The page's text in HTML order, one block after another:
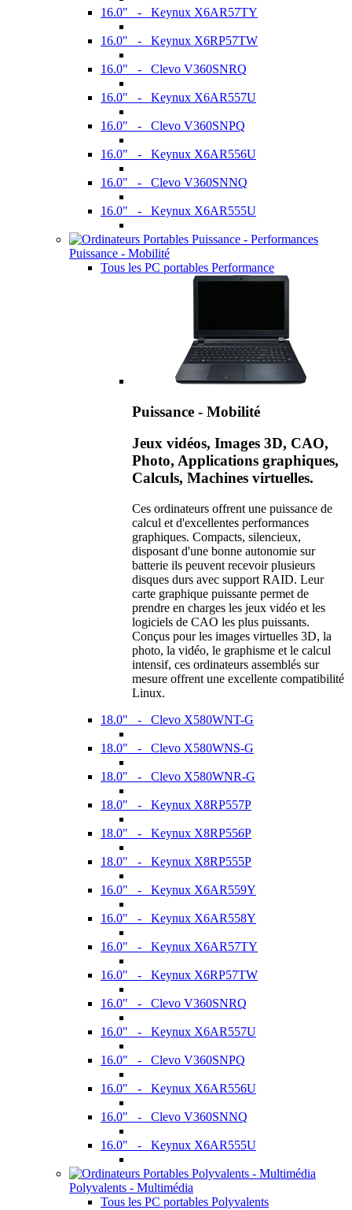
16.0" - Keynux X6AR57TY
16.0" - Keynux X6RP57TW
16.0" - Clevo V360SNRQ
16.0" - Keynux X6AR557U
16.0" - Clevo V360SNPQ
16.0" - Keynux X6AR556U
16.0" - Clevo V360SNNQ
16.0" - Keynux X6AR555U
Puissance - Mobilité
Tous les PC portables Performance
Puissance - Mobilité
Jeux vidéos, Images 3D, CAO,
Photo, Applications graphiques,
Calculs, Machines virtuelles.
Ces ordinateurs offrent une puissance de
calcul et d'excellentes performances
graphiques. Compacts, silencieux,
disposant d'une bonne autonomie sur
batterie ils peuvent recevoir plusieurs
disques durs avec support RAID. Leur
carte graphique puissante permet de
prendre en charges les jeux vidéo et les
logiciels de CAO les plus puissants.
Conçus pour les images virtuelles 3D, la
photo, la vidéo, le graphisme et le calcul
intensif, ces ordinateurs assemblés sur
mesure offrent une excellente compatibilité
Linux.
18.0" - Clevo X580WNT-G
18.0" - Clevo X580WNS-G
18.0" - Clevo X580WNR-G
18.0" - Keynux X8RP557P
18.0" - Keynux X8RP556P
18.0" - Keynux X8RP555P
16.0" - Keynux X6AR559Y
16.0" - Keynux X6AR558Y
16.0" - Keynux X6AR57TY
16.0" - Keynux X6RP57TW
16.0" - Clevo V360SNRQ
16.0" - Keynux X6AR557U
16.0" - Clevo V360SNPQ
16.0" - Keynux X6AR556U
16.0" - Clevo V360SNNQ
16.0" - Keynux X6AR555U
Polyvalents - Multimédia
Tous les PC portables Polyvalents